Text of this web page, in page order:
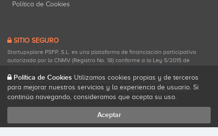
Política de Cookies
SITIO SEGURO
Startupxplore PSFP, S.L. es una plataforma de financiación participativa
autorizada por la CNMV (Registro No. 18) conforme a la Ley 5/2015 de
Startupxplore PSFP, S.L. es un Proveedor de Servicios de Financiación
Participativa registrado en la CNMV para actividades de financiación
participativa.
Política de Cookies Utilizamos cookies propias y de terceros
para mejorar nuestros servicios y la experiencia de usuario. Si
continúa navegando, consideramos que acepta su uso.
Aceptar